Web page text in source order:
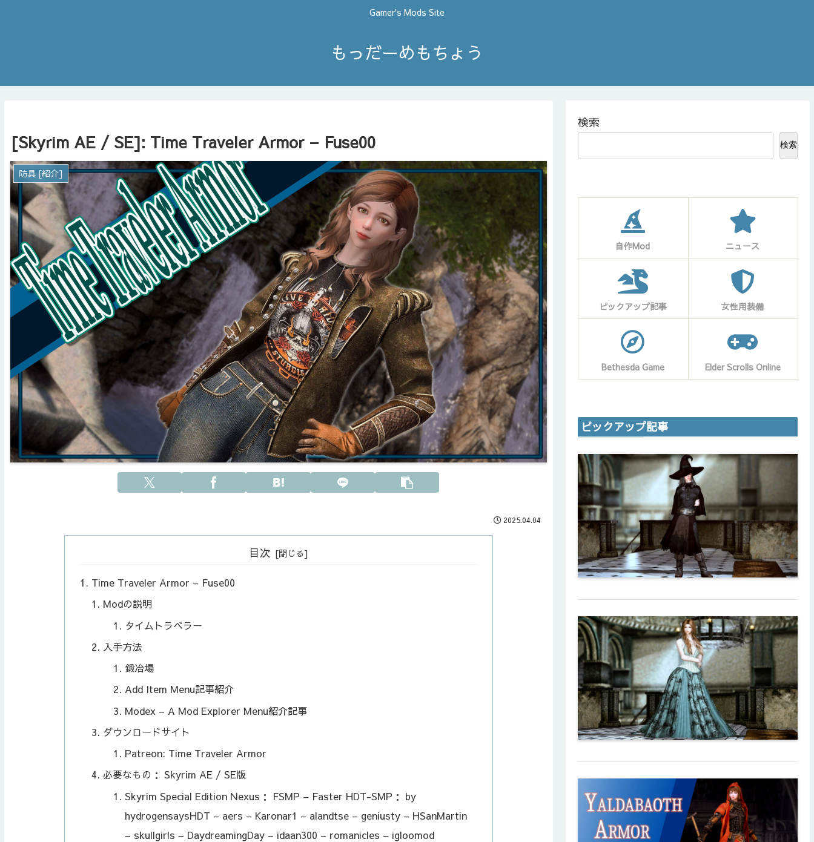
Gamer's Mods Site
もっだーめもちょう
[Skyrim AE / SE]: Time Traveler Armor – Fuse00
防具 [紹介]
2025.04.04
目次
Time Traveler Armor – Fuse00
Modの説明
タイムトラベラー
入手方法
鍛冶場
Add Item Menu記事紹介
Modex – A Mod Explorer Menu紹介記事
ダウンロードサイト
Patreon: Time Traveler Armor
必要なもの： Skyrim AE / SE版
Skyrim Special Edition Nexus： FSMP – Faster HDT-SMP： by
hydrogensaysHDT – aers – Karonar1 – alandtse – geniusty – HSanMartin
– skullgirls – DaydreamingDay – idaan300 – romanicles – igloomod
検索
検索
自作Mod ニュース
ピックアップ記事 女性用装備
Bethesda Game Elder Scrolls Online
ピックアップ記事